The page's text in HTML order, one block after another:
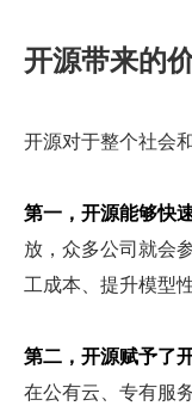
开源带来的
开源对于整个社会
第一，开源能够快
放，众多公司就会
工成本、提升模型
第二，开源赋予了
在公有云、专有服